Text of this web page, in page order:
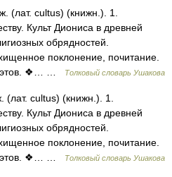
(лат. cultus) (книжн.). 1.
Культ Диониса в древней
обрядностей.
поклонение, почитание.
❖… …
Толковый словарь Ушакова
cultus) (книжн.). 1.
Культ Диониса в древней
обрядностей.
поклонение, почитание.
❖… …
Толковый словарь Ушакова